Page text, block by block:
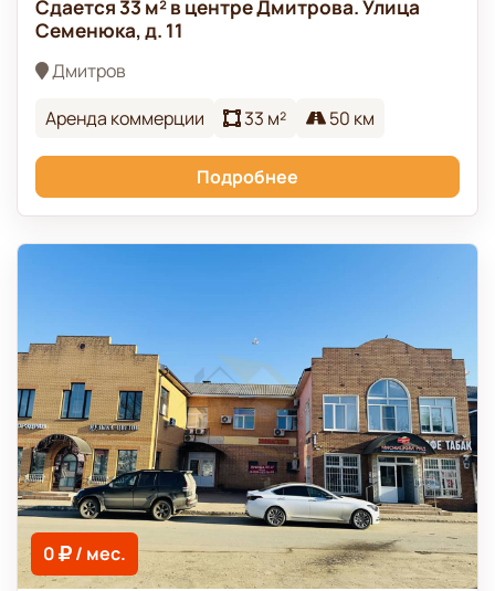
Сдается 33 м² в центре Дмитрова. Улица
Семенюка, д. 11
Дмитров
Аренда коммерции
33 м² 50 км
Подробнее
0 / мес.